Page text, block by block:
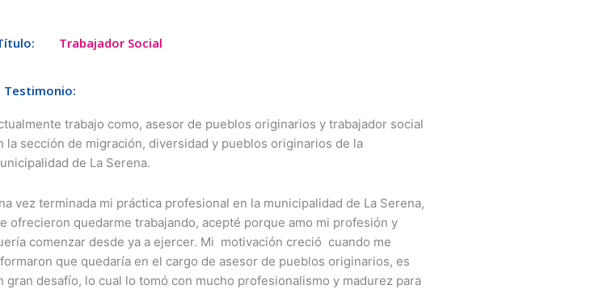
Trabajador Social
Testimonio:
trabajo como, asesor de pueblos originarios y trabajador social
la sección de migración, diversidad y pueblos originarios de la
de La Serena.
vez terminada mi práctica profesional en la municipalidad de La Serena,
ofrecieron quedarme trabajando, acepté porque amo mi profesión y
comenzar desde ya a ejercer. Mi motivación creció cuando me
que quedaría en el cargo de asesor de pueblos originarios, es
gran desafío, lo cual lo tomó con mucho profesionalismo y madurez para